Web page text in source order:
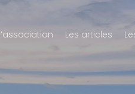
Les articles